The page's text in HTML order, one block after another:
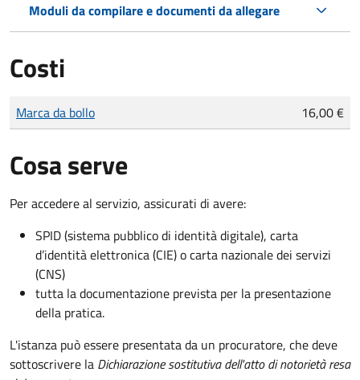
Moduli da compilare e documenti da allegare
Costi
Tipo di pagamento
Importo
Marca da bollo 16,00 €
Cosa serve
Per accedere al servizio, assicurati di avere:
SPID (sistema pubblico di identità digitale), carta
d’identità elettronica (CIE) o carta nazionale dei servizi
(CNS)
tutta la documentazione prevista per la presentazione
della pratica.
L'istanza può essere presentata da un procuratore, che deve
sottoscrivere la Dichiarazione sostitutiva dell'atto di notorietà resa